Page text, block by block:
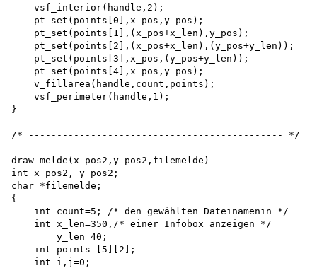
    vsf_interior(handle,2);
    pt_set(points[0],x_pos,y_pos);
    pt_set(points[1],(x_pos+x_len),y_pos);
    pt_set(points[2],(x_pos+x_len),(y_pos+y_len));
    pt_set(points[3],x_pos,(y_pos+y_len));
    pt_set(points[4],x_pos,y_pos);
    v_fillarea(handle,count,points);
    vsf_perimeter(handle,1);
}
/* --------------------------------------------- */
draw_melde(x_pos2,y_pos2,filemelde)
int x_pos2, y_pos2;
char *filemelde;
{
    int count=5; /* den gewählten Dateinamenin */
    int x_len=350,/* einer Infobox anzeigen */
        y_len=40;
    int points [5][2];
    int i,j=0;